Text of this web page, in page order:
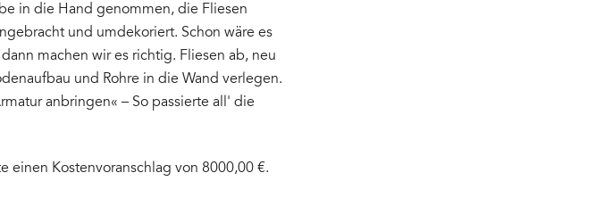
in die Hand genommen, die Fliesen
und umdekoriert. Schon wäre es
machen wir es richtig. Fliesen ab, neu
und Rohre in die Wand verlegen.
anbringen« – So passierte all' die
einen Kostenvoranschlag von 8000,00 €.